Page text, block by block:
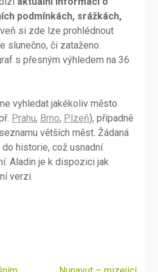
podmínkách, srážkách,
si zde lze prohlédnout
slunečno, či zataženo.
s přesným výhledem na 36
vyhledat jakékoliv město
Prahu, Brno, Plzeň), případně
větších měst. Žádaná
historie, což usnadní
Aladin je k dispozici jak
verzi.